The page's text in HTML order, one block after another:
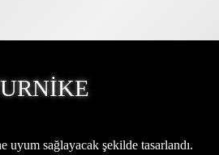
uyum sağlayacak şekilde tasarlandı.